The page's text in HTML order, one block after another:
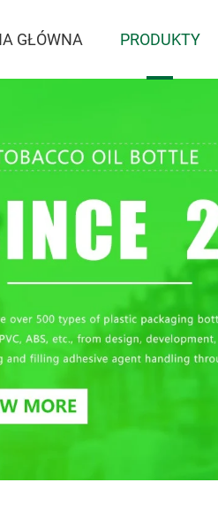
GŁÓWNA PRODUKTY